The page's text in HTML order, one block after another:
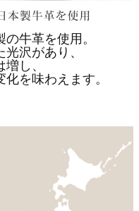
牛革を使用。
沢があり、
し、
を味わえます。